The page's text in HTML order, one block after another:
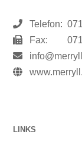
Telefon:
Fax:
LINKS